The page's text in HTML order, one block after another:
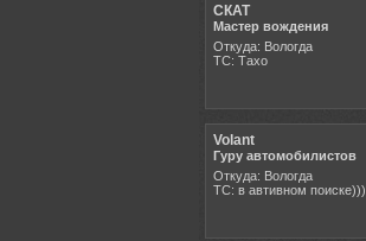
СКАТ
Мастер вождения
Откуда: Вологда
ТС: Тахо
Volant
Гуру автомобилистов
Откуда: Вологда
ТС: в автивном поиске)))